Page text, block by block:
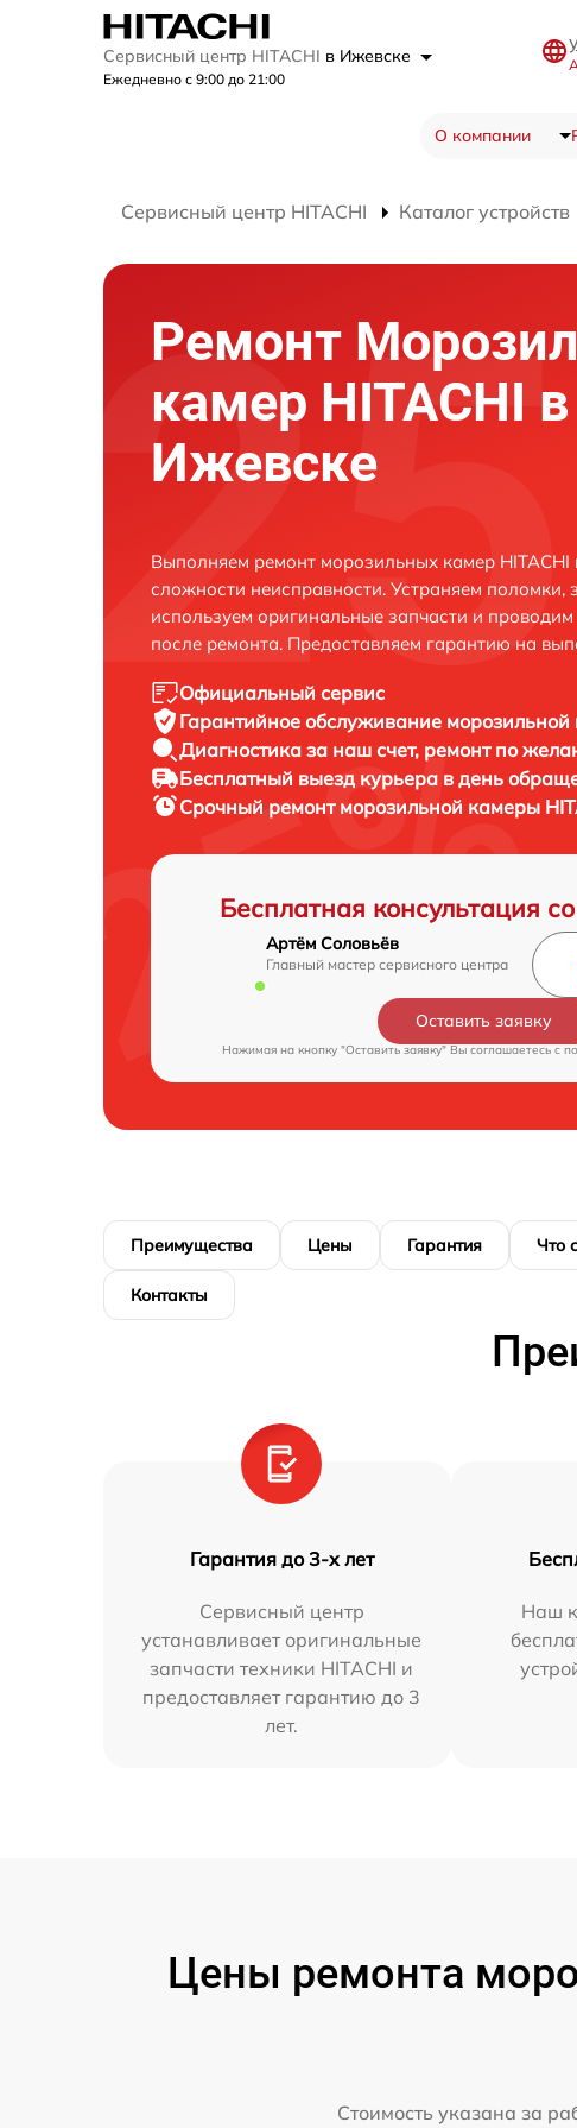
Сервисный центр HITACHI в Ижевске
Ежедневно с 9:00 до 21:00
О компании
Сервисный центр HITACHI Каталог устройств
Ремонт
камер HITACHI в
Ижевске
Выполняем ремонт морозильных камер
сложности неисправности. Устраняем поломки,
используем оригинальные запчасти и
после ремонта. Предоставляем гарантию на
Официальный сервис
Гарантийное обслуживание морозильной
Диагностика за наш счет, ремонт по
Бесплатный выезд курьера в день
Срочный ремонт морозильной камеры
Бесплатная консультация
Артём Соловьёв
Главный мастер сервисного центра
Оставить заявку
Нажимая на кнопку "Оставить заявку" Вы соглашаетесь c
Преимущества Цены Гарантия Что
Контакты
Гарантия до 3-х лет
Сервисный центр
устанавливает оригинальные
запчасти техники HITACHI и
предоставляет гарантию до 3
лет.
Наш
Цены ремонта
Стоимость указана за